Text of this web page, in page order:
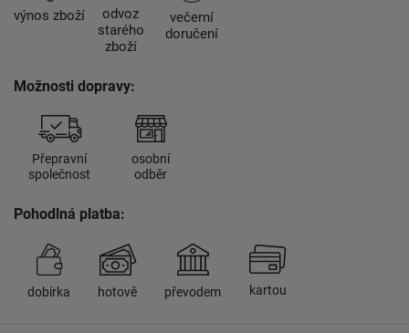
výnos zboží
odvoz
starého
zboží
večerní
doručení
Možnosti dopravy:
Přepravní
společnost
osobní
odběr
Pohodlná platba:
dobírka hotově převodem kartou